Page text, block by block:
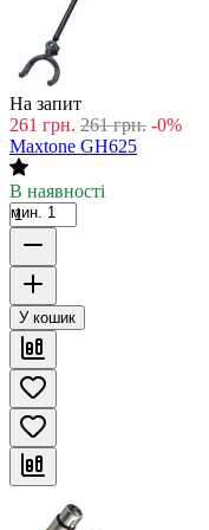
На запит
261 грн. 261 грн. -0%
Maxtone GH625
В наявності
мин. 1
У кошик